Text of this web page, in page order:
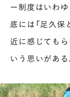
ー制度はいわ
底には「足久保
近に感じてもら
いう思いがある